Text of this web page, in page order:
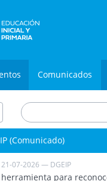
Comunicados
(Comunicado)
21-07-2026 — DGEIP
para